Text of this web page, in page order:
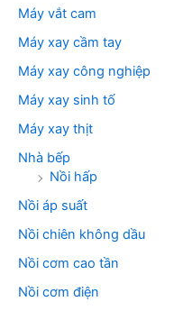
Máy vắt cam
Máy xay cầm tay
Máy xay công nghiệp
Máy xay sinh tố
Máy xay thịt
Nhà bếp
Nồi hấp
Nồi áp suất
Nồi chiên không dầu
Nồi cơm cao tần
Nồi cơm điện